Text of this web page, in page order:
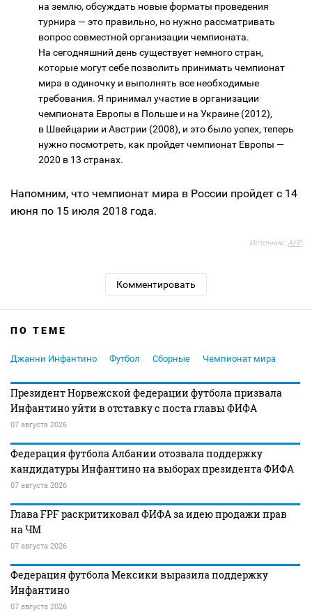
на землю, обсуждать новые форматы проведения
турнира — это правильно, но нужно рассматривать
вопрос совместной организации чемпионата.
На сегодняшний день существует немного стран,
которые могут себе позволить принимать чемпионат
мира в одиночку и выполнять все необходимые
требования. Я принимал участие в организации
чемпионата Европы в Польше и на Украине (2012),
в Швейцарии и Австрии (2008), и это было успех, теперь
нужно посмотреть, как пройдет чемпионат Европы —
2020 в 13 странах.
Напомним, что чемпионат мира в России пройдет с 14
июня по 15 июля 2018 года.
Источник: AFP
Комментировать
ПО ТЕМЕ
Джанни Инфантино Футбол Сборные Чемпионат мира
Президент Норвежской федерации футбола призвала
Инфантино уйти в отставку с поста главы ФИФА
07 августа 2026
Федерация футбола Албании отозвала поддержку
кандидатуры Инфантино на выборах президента ФИФА
07 августа 2026
Глава FPF раскритиковал ФИФА за идею продажи прав
на ЧМ
07 августа 2026
Федерация футбола Мексики выразила поддержку
Инфантино
07 августа 2026